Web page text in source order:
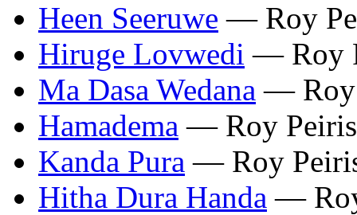
Heen Seeruwe — Roy
Hiruge Lovwedi — Roy
Ma Dasa Wedana — Roy
Hamadema — Roy Peiris
Kanda Pura — Roy
Hitha Dura Handa —